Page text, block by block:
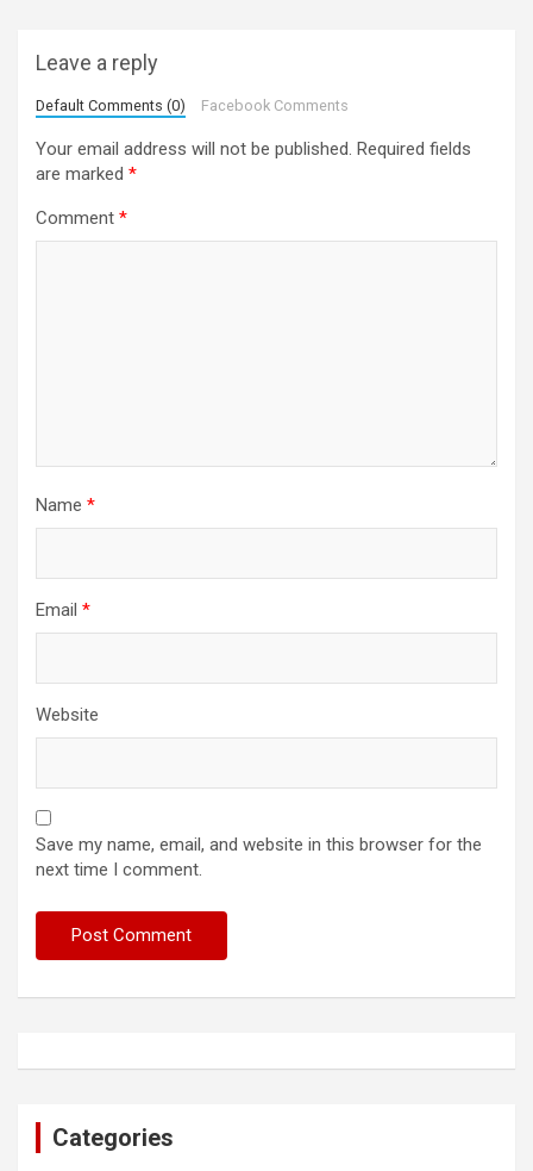
Leave a reply
Default Comments (0) Facebook Comments
Your email address will not be published. Required fields
are marked *
Comment *
Name *
Email *
Website
Save my name, email, and website in this browser for the
next time I comment.
Categories